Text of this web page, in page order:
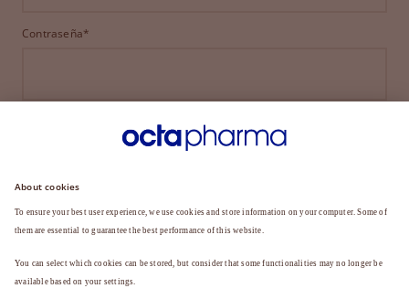
Contraseña*
INICIAR SESIÓN
¿HA OLVIDADO SU CONTRASEÑA?
¿Aún no es miembro?